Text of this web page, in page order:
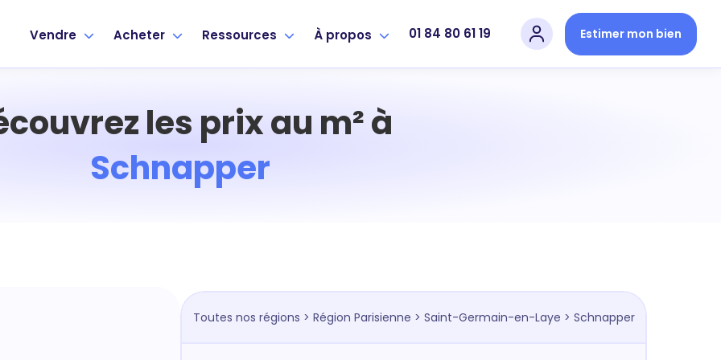
Vendre Acheter Ressources À propos 01 84 80 61 19 Estimer mon bien
les prix au m² à
Schnapper
Toutes nos régions > Région Parisienne > Saint-Germain-en-Laye > Schnapper